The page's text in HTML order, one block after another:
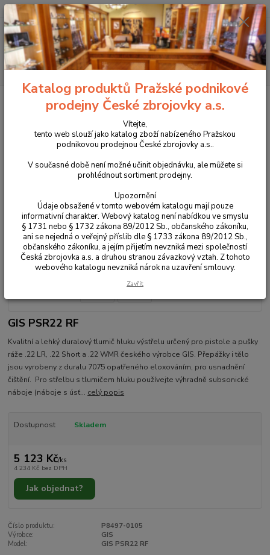
Menu
Hledat
+420 225 375 800
Tlumiče na zbraně
Tlumič hluku výstřelu GIS pro malorážky
1/2"x20 UNF černý
Tlumič hluku výstřelu GIS pro
malorážky 1/2"x20 UNF černý
GIS PSR22 RF
Kvalitní a lehký duralový tlumič hluku výstřelu určený pro pistole a pušky
ráže .22 LR, .22 Short a .22 WMR českého výrobce GIS. Přepážky i tělo
jsou vyrobeny z duralu 7075 opatřeného eloxováním, pro usnadnění
čištění. Pro střelbu s tlumičem hluku používejte výhradně subsonické
náboje (náboje s úsť... celý popis
Dostupnost Skladem
5 123 Kč/ks
4 234 Kč bez DPH
Jak objednat?
Číslo produktu:
P8497-0105
Výrobce:
GIS
Model:
GIS PSR22 RF
Katalog produktů Pražské podnikové
prodejny České zbrojovky a.s.
Vítejte,
tento web slouží jako katalog zboží nabízeného Pražskou
podnikovou prodejnou České zbrojovky a.s..
V současné době není možné učinit objednávku, ale můžete si
prohlédnout sortiment prodejny.
Upozornění
Údaje obsažené v tomto webovém katalogu mají pouze
informativní charakter. Webový katalog není nabídkou ve smyslu
§ 1731 nebo § 1732 zákona 89/2012 Sb., občanského zákoníku,
ani se nejedná o veřejný příslib dle § 1733 zákona 89/2012 Sb.,
občanského zákoníku, a jejím přijetím nevzniká mezi společností
Česká zbrojovka a.s. a druhou stranou závazkový vztah. Z tohoto
webového katalogu nevzniká nárok na uzavření smlouvy.
Zavřít